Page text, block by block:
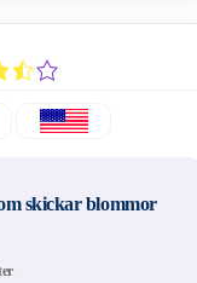
skickar blommor